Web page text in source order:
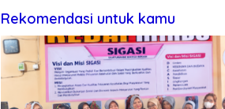
Rekomendasi untuk kamu